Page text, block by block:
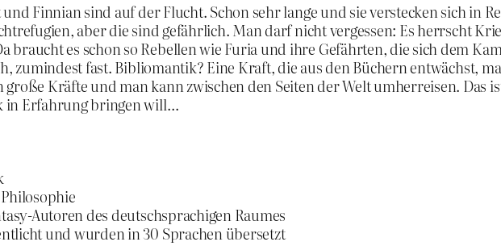
Finnian sind auf der Flucht. Schon sehr lange und sie verstecken sich in
aber die sind gefährlich. Man darf nicht vergessen: Es herrscht
braucht es schon so Rebellen wie Furia und ihre Gefährten, die sich dem
zumindest fast. Bibliomantik? Eine Kraft, die aus den Büchern entwächst,
große Kräfte und man kann zwischen den Seiten der Welt umherreisen. Das
in Erfahrung bringen will…
Autoren des deutschsprachigen Raumes
und wurden in 30 Sprachen übersetzt